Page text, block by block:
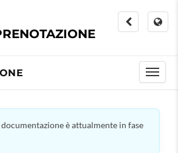
è attualmente in fase